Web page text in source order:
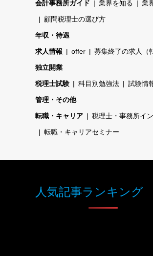
会計事務所ガイド 業界を知る 業
顧問税理士の選び方
年収・待遇
求人情報 offer 募集終了の求人（
独立開業
税理士試験 科目別勉強法 試験情
管理・その他
転職・キャリア 税理士・事務所イ
転職・キャリアセミナー
人気記事ランキング